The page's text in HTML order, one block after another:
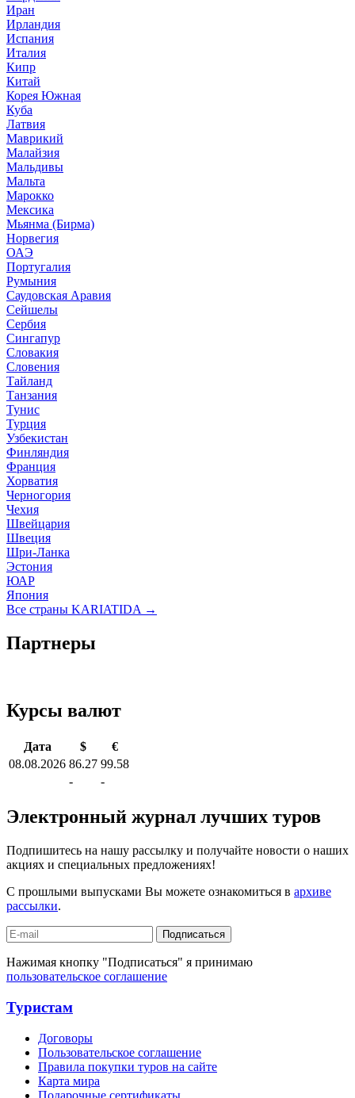
Иран
Ирландия
Испания
Италия
Кипр
Китай
Корея Южная
Куба
Латвия
Маврикий
Малайзия
Мальдивы
Мальта
Марокко
Мексика
Мьянма (Бирма)
Норвегия
ОАЭ
Португалия
Румыния
Саудовская Аравия
Сейшелы
Сербия
Сингапур
Словакия
Словения
Тайланд
Танзания
Тунис
Турция
Узбекистан
Финляндия
Франция
Хорватия
Черногория
Чехия
Швейцария
Швеция
Шри-Ланка
Эстония
ЮАР
Япония
Все страны KARIATIDA →
Партнеры
Курсы валют
Дата $
€
08.08.2026 86.27 99.58
-
-
Электронный журнал лучших туров
Подпишитесь на нашу рассылку и получайте новости о наших
акциях и специальных предложениях!
С прошлыми выпусками Вы можете ознакомиться в архиве
рассылки.
Подписаться
Нажимая кнопку "Подписаться" я принимаю
пользовательское соглашение
Туристам
Договоры
Пользовательское соглашение
Правила покупки туров на сайте
Карта мира
Подарочные сертификаты